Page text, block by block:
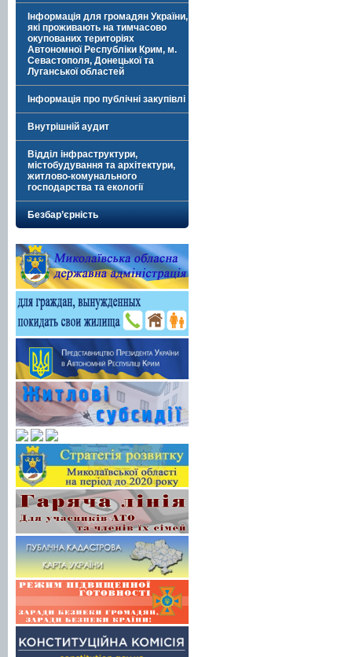
Інформація для громадян України,
які проживають на тимчасово
окупованих територіях
Автономної Республіки Крим, м.
Севастополя, Донецької та
Луганської областей
Інформація про публічні закупівлі
Внутрішній аудит
Відділ інфраструктури,
містобудування та архітектури,
житлово-комунального
господарства та екології
Безбар’єрність